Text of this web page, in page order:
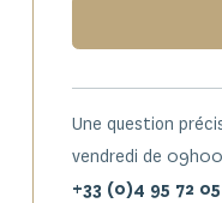
Une question
vendredi de
+33 (0)4 95 72